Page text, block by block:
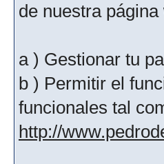
de nuestra
a ) Gestionar tu
b ) Permitir el
funcionales tal
http://